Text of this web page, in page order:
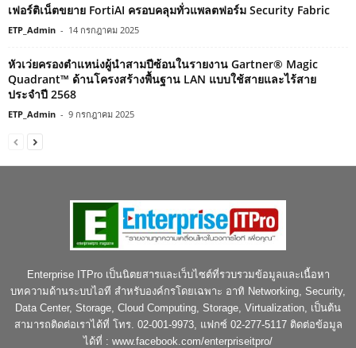
เฟอร์ติเน็ตขยาย FortiAI ครอบคลุมทั่วแพลตฟอร์ม Security Fabric
ETP_Admin - 14 กรกฎาคม 2025
หัวเว่ยครองตำแหน่งผู้นำสามปีซ้อนในรายงาน Gartner® Magic
Quadrant™ ด้านโครงสร้างพื้นฐาน LAN แบบใช้สายและไร้สาย
ประจำปี 2568
ETP_Admin - 9 กรกฎาคม 2025
Enterprise ITPro เป็นนิตยสารและเว็บไซต์ที่รวบรวมข้อมูลและเนื้อหา
บทความด้านระบบไอที สำหรับองค์กรโดยเฉพาะ อาทิ Networking, Security,
Data Center, Storage, Cloud Computing, Storage, Virtualization, เป็นต้น
สามารถติดต่อเราได้ที่ โทร. 02-001-9973, แฟกซ์ 02-277-5117 ติดต่อข้อมูล
ได้ที่ : www.facebook.com/enterpriseitpro/